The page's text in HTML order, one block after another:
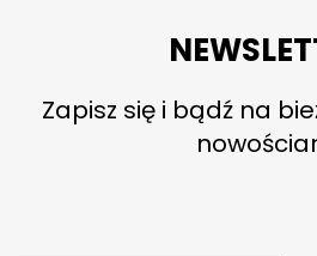
Zapisz się i bądź na